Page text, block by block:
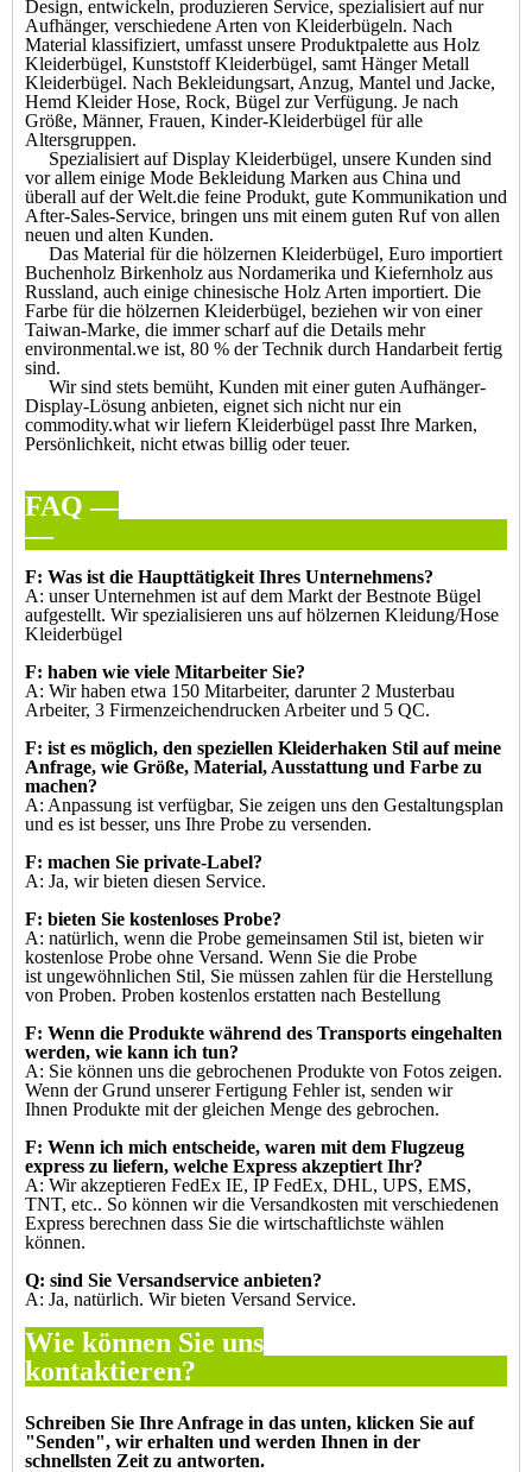
Design, entwickeln, produzieren Service, spezialisiert auf nur
Aufhänger, verschiedene Arten von Kleiderbügeln. Nach
Material klassifiziert, umfasst unsere Produktpalette aus Holz
Kleiderbügel, Kunststoff Kleiderbügel, samt Hänger Metall
Kleiderbügel. Nach Bekleidungsart, Anzug, Mantel und Jacke,
Hemd Kleider Hose, Rock, Bügel zur Verfügung. Je nach
Größe, Männer, Frauen, Kinder-Kleiderbügel für alle
Altersgruppen.
Spezialisiert auf Display Kleiderbügel, unsere Kunden sind
vor allem einige Mode Bekleidung Marken aus China und
überall auf der Welt.die feine Produkt, gute Kommunikation und
After-Sales-Service, bringen uns mit einem guten Ruf von allen
neuen und alten Kunden.
Das Material für die hölzernen Kleiderbügel, Euro importiert
Buchenholz Birkenholz aus Nordamerika und Kiefernholz aus
Russland, auch einige chinesische Holz Arten importiert. Die
Farbe für die hölzernen Kleiderbügel, beziehen wir von einer
Taiwan-Marke, die immer scharf auf die Details mehr
environmental.we ist, 80 % der Technik durch Handarbeit fertig
sind.
Wir sind stets bemüht, Kunden mit einer guten Aufhänger-
Display-Lösung anbieten, eignet sich nicht nur ein
commodity.what wir liefern Kleiderbügel passt Ihre Marken,
Persönlichkeit, nicht etwas billig oder teuer.
FAQ —
F: Was ist die Haupttätigkeit Ihres Unternehmens?
A: unser Unternehmen ist auf dem Markt der Bestnote Bügel
aufgestellt. Wir spezialisieren uns auf hölzernen Kleidung/Hose
Kleiderbügel
F: haben wie viele Mitarbeiter Sie?
A: Wir haben etwa 150 Mitarbeiter, darunter 2 Musterbau
Arbeiter, 3 Firmenzeichendrucken Arbeiter und 5 QC.
F: ist es möglich, den speziellen Kleiderhaken Stil auf meine
Anfrage, wie Größe, Material, Ausstattung und Farbe zu
machen?
A: Anpassung ist verfügbar, Sie zeigen uns den Gestaltungsplan
und es ist besser, uns Ihre Probe zu versenden.
F: machen Sie private-Label?
A: Ja, wir bieten diesen Service.
F: bieten Sie kostenloses Probe?
A: natürlich, wenn die Probe gemeinsamen Stil ist, bieten wir
kostenlose Probe ohne Versand. Wenn Sie die Probe
ist ungewöhnlichen Stil, Sie müssen zahlen für die Herstellung
von Proben. Proben kostenlos erstatten nach Bestellung
F: Wenn die Produkte während des Transports eingehalten
werden, wie kann ich tun?
A: Sie können uns die gebrochenen Produkte von Fotos zeigen.
Wenn der Grund unserer Fertigung Fehler ist, senden wir
Ihnen Produkte mit der gleichen Menge des gebrochen.
F: Wenn ich mich entscheide, waren mit dem Flugzeug
express zu liefern, welche Express akzeptiert Ihr?
A: Wir akzeptieren FedEx IE, IP FedEx, DHL, UPS, EMS,
TNT, etc.. So können wir die Versandkosten mit verschiedenen
Express berechnen dass Sie die wirtschaftlichste wählen
können.
Q: sind Sie Versandservice anbieten?
A: Ja, natürlich. Wir bieten Versand Service.
Wie können Sie uns
Schreiben Sie Ihre Anfrage in das unten, klicken Sie auf
"Senden", wir erhalten und werden Ihnen in der
schnellsten Zeit zu antworten.